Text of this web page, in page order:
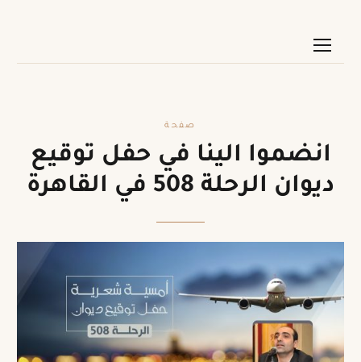
صفحة
انضموا الينا في حفل توقيع
ديوان الرحلة 508 في القاهرة